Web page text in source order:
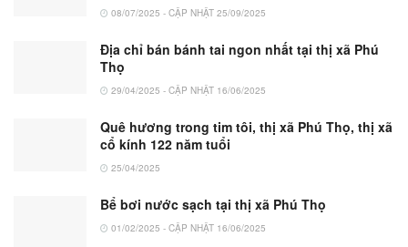
08/07/2025 - CẬP NHẬT 25/09/2025
Địa chỉ bán bánh tai ngon nhất tại thị xã Phú
Thọ
29/04/2025 - CẬP NHẬT 16/06/2025
Quê hương trong tim tôi, thị xã Phú Thọ, thị xã
cổ kính 122 năm tuổi
25/04/2025
Bể bơi nước sạch tại thị xã Phú Thọ
01/02/2025 - CẬP NHẬT 16/06/2025